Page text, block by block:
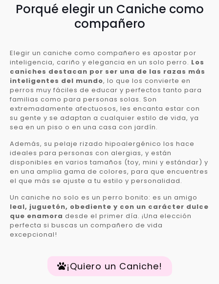
Porqué elegir un Caniche como
compañero
Elegir un caniche como compañero es apostar por
inteligencia, cariño y elegancia en un solo perro. Los
caniches destacan por ser una de las razas más
inteligentes del mundo, lo que los convierte en
perros muy fáciles de educar y perfectos tanto para
familias como para personas solas. Son
extremadamente afectuosos, les encanta estar con
su gente y se adaptan a cualquier estilo de vida, ya
sea en un piso o en una casa con jardín.
Además, su pelaje rizado hipoalergénico los hace
ideales para personas con alergias, y están
disponibles en varios tamaños (toy, mini y estándar) y
en una amplia gama de colores, para que encuentres
el que más se ajuste a tu estilo y personalidad.
Un caniche no solo es un perro bonito: es un amigo
leal, juguetón, obediente y con un carácter dulce
que enamora desde el primer día. ¡Una elección
perfecta si buscas un compañero de vida
excepcional!
¡Quiero un Caniche!